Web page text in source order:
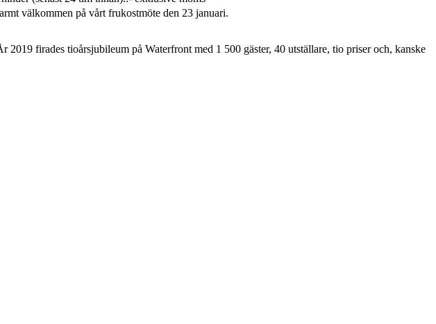
välkommen på vårt frukostmöte den 23 januari.
firades tioårsjubileum på Waterfront med 1 500 gäster, 40 utställare, tio priser och, kanske